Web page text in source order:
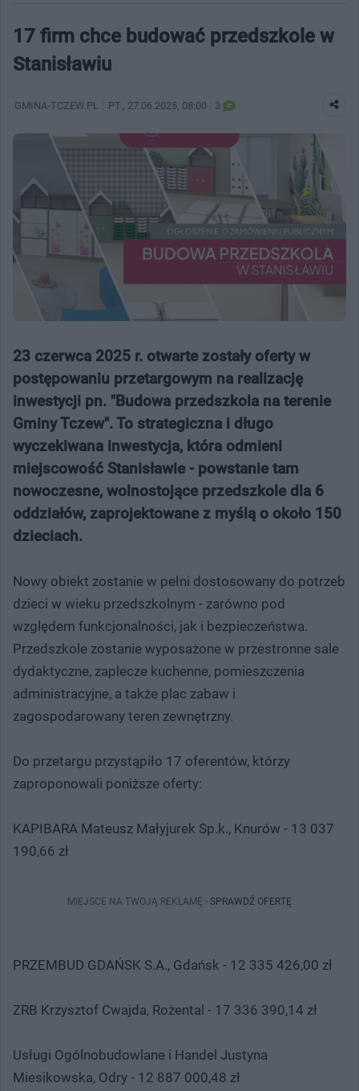
17 firm chce budować przedszkole w
Stanisławiu
GMINA-TCZEW.PL PT. , 27.06.2025, 08:00 3
23 czerwca 2025 r. otwarte zostały oferty w
postępowaniu przetargowym na realizację
inwestycji pn. "Budowa przedszkola na terenie
Gminy Tczew". To strategiczna i długo
wyczekiwana inwestycja, która odmieni
miejscowość Stanisławie - powstanie tam
nowoczesne, wolnostojące przedszkole dla 6
oddziałów, zaprojektowane z myślą o około 150
dzieciach.
Nowy obiekt zostanie w pełni dostosowany do potrzeb
dzieci w wieku przedszkolnym - zarówno pod
względem funkcjonalności, jak i bezpieczeństwa.
Przedszkole zostanie wyposażone w przestronne sale
dydaktyczne, zaplecze kuchenne, pomieszczenia
administracyjne, a także plac zabaw i
zagospodarowany teren zewnętrzny.
Do przetargu przystąpiło 17 oferentów, którzy
zaproponowali poniższe oferty:
KAPIBARA Mateusz Małyjurek Sp.k., Knurów - 13 037
190,66 zł
MIEJSCE NA TWOJĄ REKLAMĘ - SPRAWDŹ OFERTĘ
PRZEMBUD GDAŃSK S.A., Gdańsk - 12 335 426,00 zł
ZRB Krzysztof Cwajda, Rożental - 17 336 390,14 zł
Usługi Ogólnobudowlane i Handel Justyna
Miesikowska, Odry - 12 887 000,48 zł